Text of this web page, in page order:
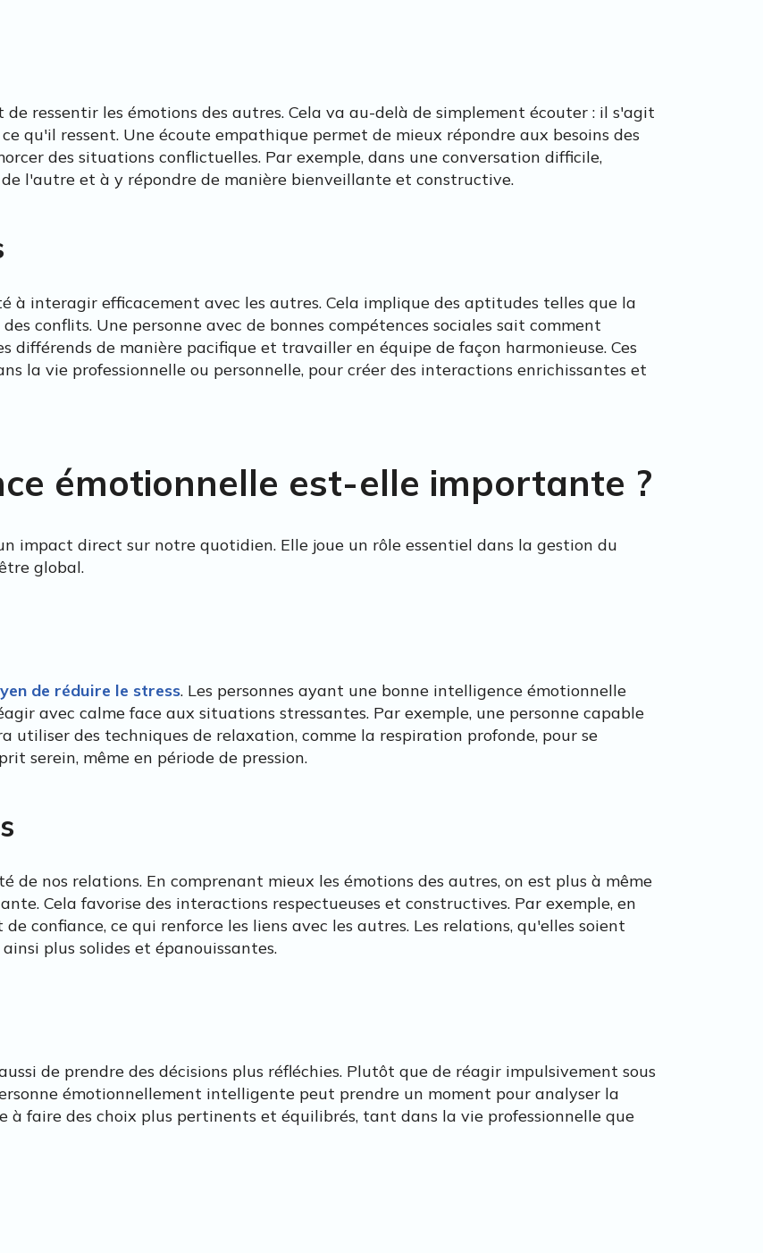
ressentir les émotions des autres. Cela va au-delà de simplement écouter : il s'agit
qu'il ressent. Une écoute empathique permet de mieux répondre aux besoins des
des situations conflictuelles. Par exemple, dans une conversation difficile,
l'autre et à y répondre de manière bienveillante et constructive.
à interagir efficacement avec les autres. Cela implique des aptitudes telles que la
conflits. Une personne avec de bonnes compétences sociales sait comment
différends de manière pacifique et travailler en équipe de façon harmonieuse. Ces
la vie professionnelle ou personnelle, pour créer des interactions enrichissantes et
émotionnelle est-elle importante ?
impact direct sur notre quotidien. Elle joue un rôle essentiel dans la gestion du
global.
de réduire le stress. Les personnes ayant une bonne intelligence émotionnelle
avec calme face aux situations stressantes. Par exemple, une personne capable
utiliser des techniques de relaxation, comme la respiration profonde, pour se
serein, même en période de pression.
de nos relations. En comprenant mieux les émotions des autres, on est plus à même
Cela favorise des interactions respectueuses et constructives. Par exemple, en
confiance, ce qui renforce les liens avec les autres. Les relations, qu'elles soient
plus solides et épanouissantes.
de prendre des décisions plus réfléchies. Plutôt que de réagir impulsivement sous
émotionnellement intelligente peut prendre un moment pour analyser la
à faire des choix plus pertinents et équilibrés, tant dans la vie professionnelle que